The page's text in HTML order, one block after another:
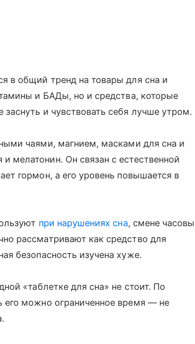
в общий тренд на товары для сна и
и БАДы, но и средства, которые
и чувствовать себя лучше утром.
чаями, магнием, масками для сна и
мелатонин. Он связан с естественной
гормон, а его уровень повышается в
при нарушениях сна, смене
рассматривают как средство для
безопасность изучена хуже.
«таблетке для сна» не стоит. По
его можно ограниченное время — не